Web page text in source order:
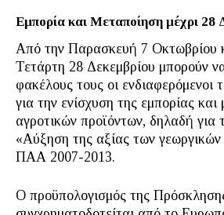
Εμπορία και Μεταποίηση μέχρι 28
Από την Παρασκευή 7 Οκτωβρίου
Τετάρτη 28 Δεκεμβρίου μπορούν
φακέλους τους οι ενδιαφερόμενοι
για την ενίσχυση της εμπορίας
αγροτικών προϊόντων, δηλαδή
«Αύξηση της αξίας των
ΠΑΑ 2007-2013.
O προϋπολογισμός της